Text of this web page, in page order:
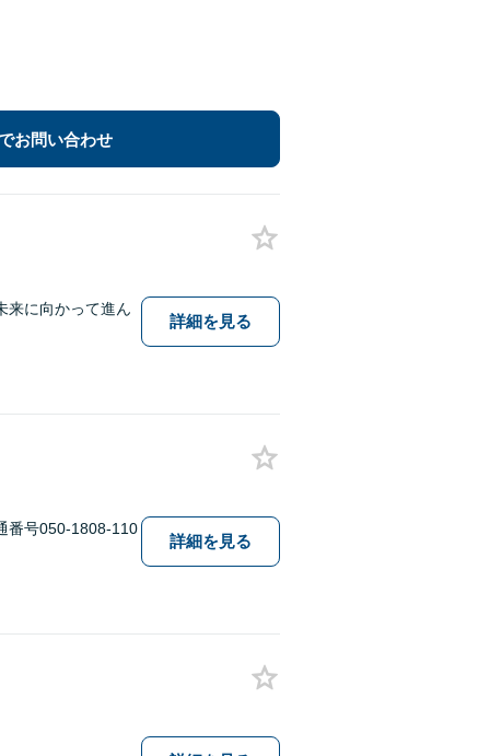
お問い合わせ
来に向かって進ん
詳細を見る
番号050-1808-110
詳細を見る